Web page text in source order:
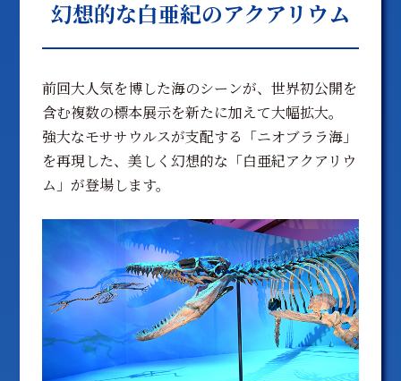
幻想的な白亜紀のアクアリウム
前回大人気を博した海のシーンが、世界初公開を
含む複数の標本展示を新たに加えて大幅拡大。
強大なモササウルスが支配する「ニオブララ海」
を再現した、美しく幻想的な「白亜紀アクアリウ
ム」が登場します。